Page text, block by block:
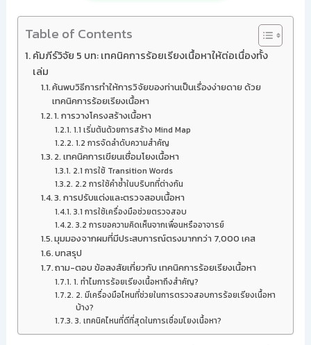
Table of Contents
คัมภีร์วิจัย 5 บท: เทคนิคการร้อยเรียงเนื้อหาให้ต่อเนื่องทั้ง
เล่ม
ค้นพบวิธีการทำให้การวิจัยของท่านเป็นเรื่องง่ายดาย ด้วย
เทคนิคการร้อยเรียงเนื้อหา
1. การวางโครงสร้างเนื้อหา
1.1 เริ่มต้นด้วยการสร้าง Mind Map
1.2 การจัดลำดับความสำคัญ
2. เทคนิคการเขียนเชื่อมโยงเนื้อหา
2.1 การใช้ Transition Words
2.2 การใช้คำซ้ำในบริบทที่ต่างกัน
3. การปรับแต่งและตรวจสอบเนื้อหา
3.1 การใช้เครื่องมือช่วยตรวจสอบ
3.2 การขอความคิดเห็นจากเพื่อนหรืออาจารย์
มุมมองจากผมที่มีประสบการณ์ตรงมากกว่า 7,000 เคส
บทสรุป
ถาม-ตอบ ข้อสงสัยเกี่ยวกับ เทคนิคการร้อยเรียงเนื้อหา
1. ทำไมการร้อยเรียงเนื้อหาถึงสำคัญ?
2. มีเครื่องมือไหนที่ช่วยในการตรวจสอบการร้อยเรียงเนื้อหา
บ้าง?
3. เทคนิคไหนที่ดีที่สุดในการเชื่อมโยงเนื้อหา?